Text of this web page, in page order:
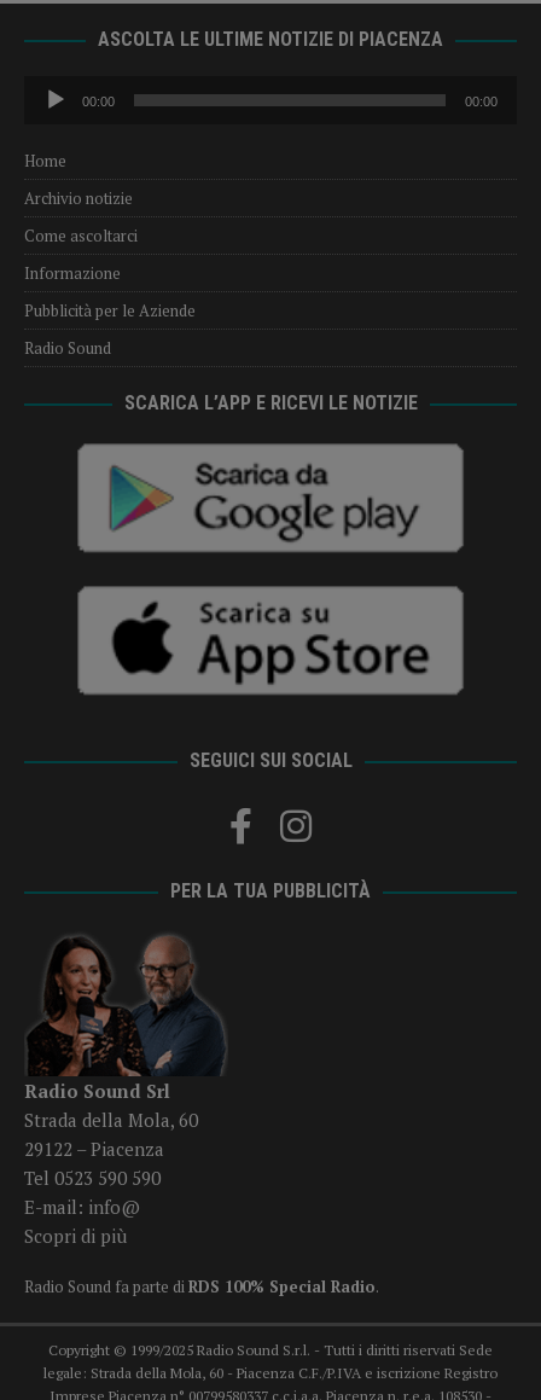
ASCOLTA LE ULTIME NOTIZIE DI PIACENZA
Audio
Player
00:00 00:00
Home
Archivio notizie
Come ascoltarci
Informazione
Pubblicità per le Aziende
Radio Sound
SCARICA L’APP E RICEVI LE NOTIZIE
SEGUICI SUI SOCIAL
PER LA TUA PUBBLICITÀ
Radio Sound Srl
Strada della Mola, 60
29122 – Piacenza
Tel 0523 590 590
E-mail: info@
Scopri di più
Radio Sound fa parte diRDS 100% Special Radio.
Copyright © 1999/2025 Radio Sound S.r.l. - Tutti i diritti riservati Sede
legale: Strada della Mola, 60 - Piacenza C.F./P.IVA e iscrizione Registro
Imprese Piacenza n° 00799580337 c.c.i.a.a. Piacenza n. r.e.a. 108530 -